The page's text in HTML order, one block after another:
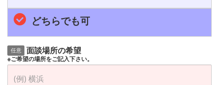
どちらでも可
任意 面談場所の希望
※ご希望の場所をご記入下さい。